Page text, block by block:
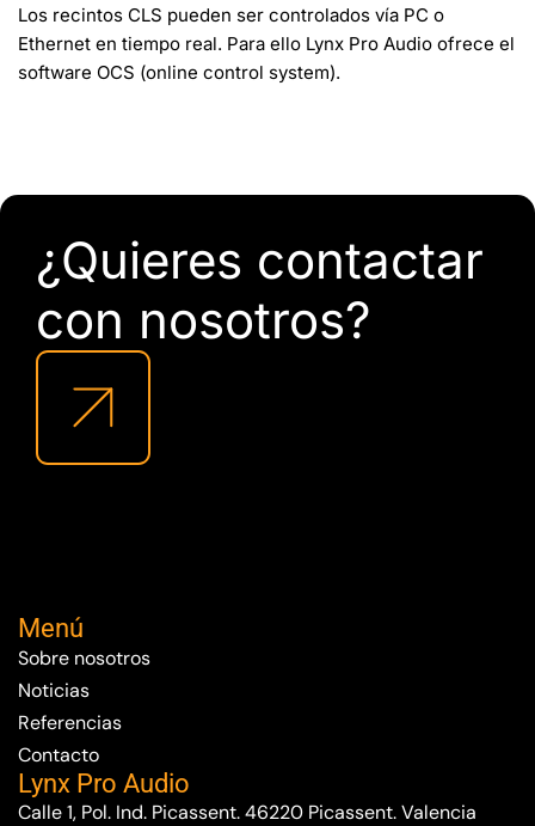
Los recintos CLS pueden ser controlados vía PC o
Ethernet en tiempo real. Para ello Lynx Pro Audio ofrece el
software OCS (online control system).
¿Quieres contactar
con nosotros?
Menú
Sobre nosotros
Noticias
Referencias
Contacto
Lynx Pro Audio
Calle 1, Pol. Ind. Picassent. 46220 Picassent. Valencia